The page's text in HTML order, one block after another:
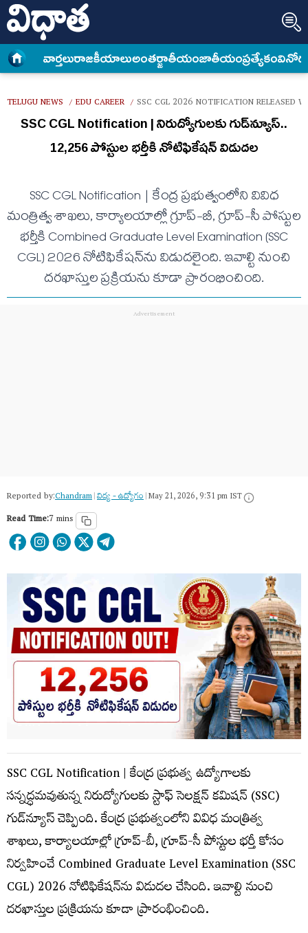
వార్త‌లురాజకీయాలుఅంత‌ర్జాతీయంజాతీయంప్రత్యేకం
TELUGU NEWS / EDU CAREER / SSC CGL 2026 NOTIFICATION RELEASED
SSC CGL Notification | నిరుద్యోగులకు గుడ్‌న్యూస్..
12,256 పోస్టుల భర్తీకి నోటిఫికేషన్ విడుదల
SSC CGL Notification | కేంద్ర ప్రభుత్వంలోని వివిధ
మంత్రిత్వ శాఖలు, కార్యాలయాల్లో గ్రూప్-బీ, గ్రూప్-సీ పోస్టుల
భర్తీకి Combined Graduate Level Examination (SSC
CGL) 2026 నోటిఫికేషన్‌ను విడుదలైంది. ఇవాల్టి నుంచి
దరఖాస్తుల ప్రక్రియను కూడా ప్రారంభించింది.
Reported by:Chandram|విద్య - ఉద్యోగం|May 21, 2026, 9:31 pm IST
Read Time:7 mins
SSC CGL Notification | కేంద్ర ప్రభుత్వ ఉద్యోగాలకు
సన్నద్ధమవుతున్న నిరుద్యోగులకు స్టాఫ్ సెలక్షన్ కమిషన్ (SSC)
గుడ్‌న్యూస్ చెప్పింది. కేంద్ర ప్రభుత్వంలోని వివిధ మంత్రిత్వ
శాఖలు, కార్యాలయాల్లో గ్రూప్-బీ, గ్రూప్-సీ పోస్టుల భర్తీ కోసం
నిర్వహించే Combined Graduate Level Examination (SSC
CGL) 2026 నోటిఫికేషన్‌ను విడుదల చేసింది. ఇవాల్టి నుంచి
దరఖాస్తుల ప్రక్రియను కూడా ప్రారంభించింది.